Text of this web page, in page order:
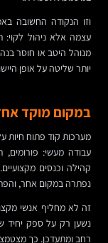
וזו הנקודה החשובה
עצמה אלא ניהול
מנוהל היטב או חוסר
יותר שליטה על אופן
במקום מוקד
מערכות קוד פתוח חיות
עבודה מעשי: פורומים,
קהילה וכנסים
נפתרה במקום אחר,
זה לא מחליף אנשי
נשען רק על ספק יחיד
רחב ומתעדכן. כך